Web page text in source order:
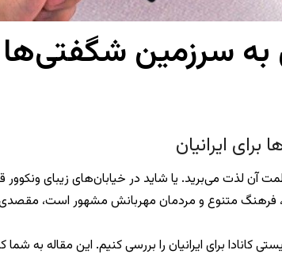
سرزمین شگفتی‌ها
ایرانیان
عظمت آن لذت می‌برید. یا شاید در خیابان‌های زیبای
متنوع و مردمان مهربانش مشهور است، مقصدی
کانادا برای ایرانیان را بررسی کنیم. این مقاله به